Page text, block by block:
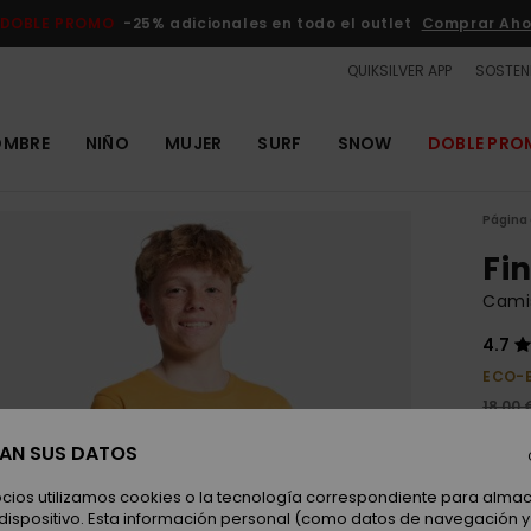
DOBLE PROMO -25% adicionales en todo el outlet Comprar
QUIKSILVER APP
NIÑO MUJER SURF SNOW DOBLE
Página
4.7
ECO-
18,00
SUS DATOS
utilizamos cookies o la tecnología correspondiente para
Esta información personal (como datos de navegación